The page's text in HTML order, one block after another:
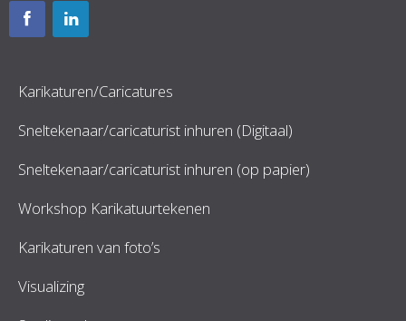
Karikaturen/Caricatures
Sneltekenaar/caricaturist inhuren (Digitaal)
Sneltekenaar/caricaturist inhuren (op papier)
Workshop Karikatuurtekenen
Karikaturen van foto’s
Visualizing